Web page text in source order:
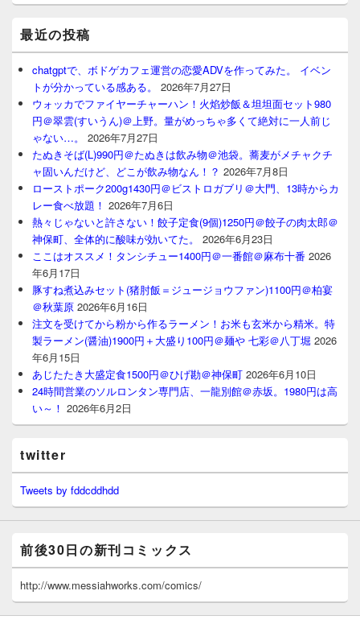
最近の投稿
chatgptで、ボドゲカフェ運営の恋愛ADVを作ってみた。 イベン
トが分かっている感ある。
2026年7月27日
ウォッカでファイヤーチャーハン！火焰炒飯＆坦坦面セット980
円＠翠雲(すいうん)＠上野。量がめっちゃ多くて絶対に一人前じ
ゃない…。
2026年7月27日
たぬきそば(L)990円＠たぬきは飲み物＠池袋。蕎麦がメチャクチ
ャ固いんだけど、どこが飲み物なん！？ 2026年7月8日
ローストポーク200g1430円＠ビストロガブリ＠大門、13時からカ
レー食べ放題！ 2026年7月6日
熱々じゃないと許さない！餃子定食(9個)1250円＠餃子の肉太郎＠
神保町、全体的に酸味が効いてた。
2026年6月23日
ここはオススメ！タンシチュー1400円＠一番館＠麻布十番 2026
年6月17日
豚すね煮込みセット(猪肘飯＝ジュージョウファン)1100円＠柏宴
＠秋葉原 2026年6月16日
注文を受けてから粉から作るラーメン！お米も玄米から精米。特
製ラーメン(醤油)1900円＋大盛り100円＠麺や 七彩＠八丁堀 2026
年6月15日
あじたたき大盛定食1500円＠ひげ勘＠神保町 2026年6月10日
24時間営業のソルロンタン専門店、一龍別館＠赤坂。1980円は高
い～！ 2026年6月2日
twitter
Tweets by fddcddhdd
前後30日の新刊コミックス
http://www.messiahworks.com/comics/